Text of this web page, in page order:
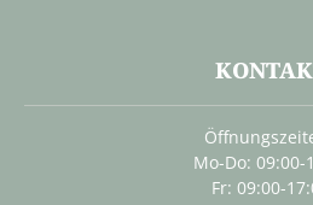
Mo-Do: 09:00-
Fr: 09:00-